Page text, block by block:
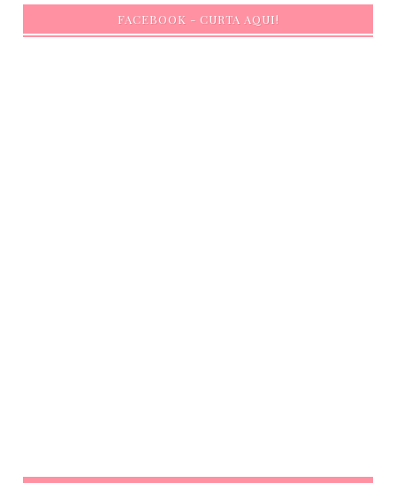
FACEBOOK - CURTA AQUI!